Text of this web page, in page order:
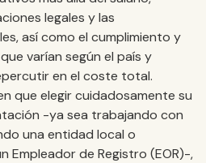
legales y las
así como el cumplimiento y
varían según el país y
en el coste total.
que elegir cuidadosamente su
-ya sea trabajando con
una entidad local o
Empleador de Registro (EOR)-,